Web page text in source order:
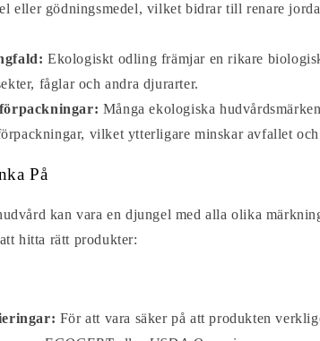
eller gödningsmedel, vilket bidrar till renare
Ekologiskt odling främjar en rikare
fåglar och andra djurarter.
Många ekologiska
vilket ytterligare minskar avfallet
På
kan vara en djungel med alla olika
hitta rätt produkter:
För att vara säker på att produkten